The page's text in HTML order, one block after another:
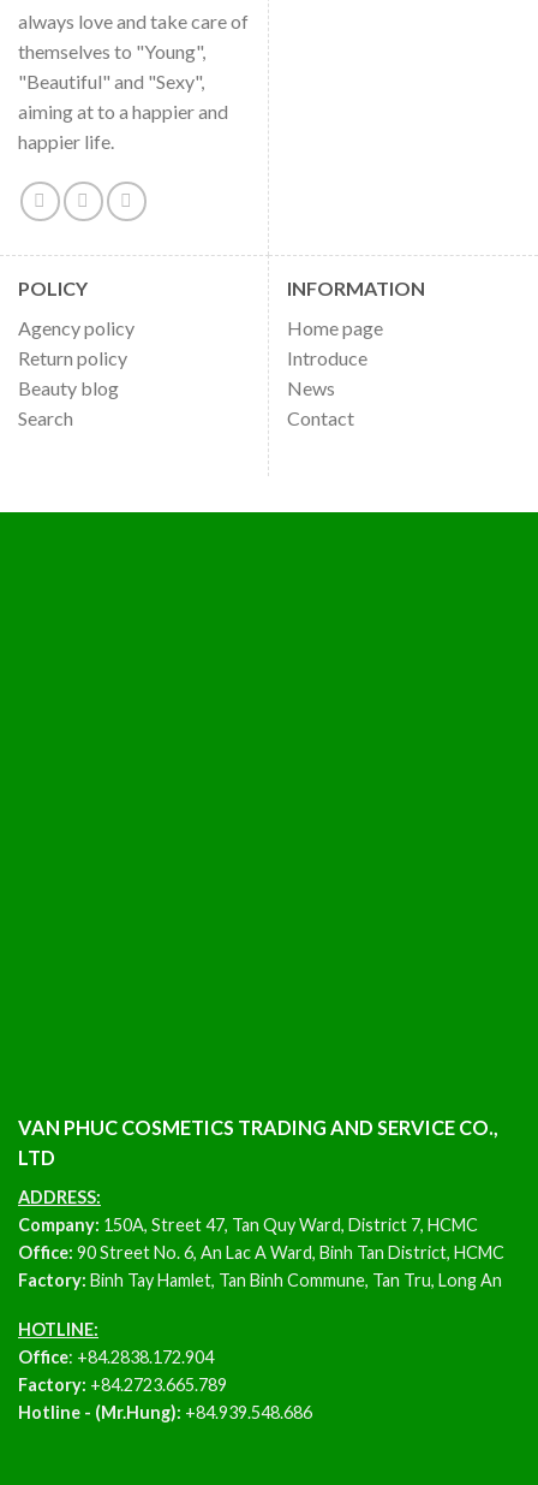
always love and take care of
themselves to "Young",
"Beautiful" and "Sexy",
aiming at to a happier and
happier life.
POLICY
Agency policy
Return policy
Beauty blog
Search
INFORMATION
Home page
Introduce
News
Contact
VAN PHUC COSMETICS TRADING AND SERVICE CO.,
LTD
ADDRESS:
Company: 150A, Street 47, Tan Quy Ward, District 7, HCMC
Office: 90 Street No. 6, An Lac A Ward, Binh Tan District, HCMC
Factory: Binh Tay Hamlet, Tan Binh Commune, Tan Tru, Long An
HOTLINE:
Office: +84.2838.172.904
Factory: +84.2723.665.789
Hotline - (Mr.Hung): +84.939.548.686